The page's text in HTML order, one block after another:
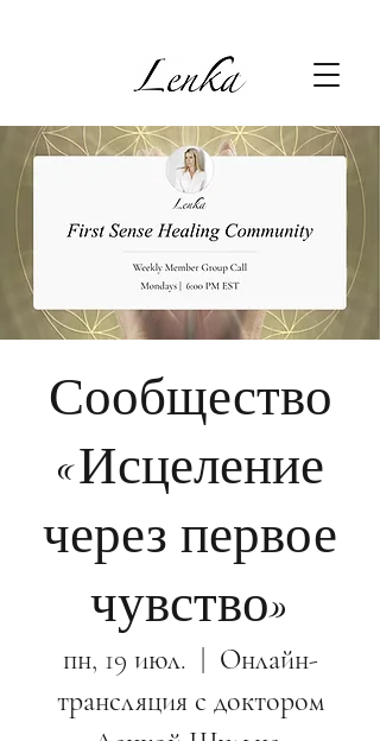
Сообщество
«Исцеление
через первое
чувство»
пн, 19 июл.
Онлайн-
трансляция с доктором